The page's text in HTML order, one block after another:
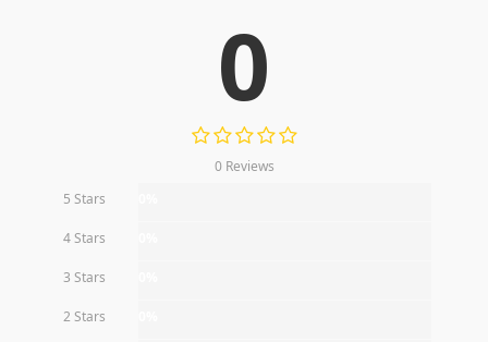
0
0 Reviews
5 Stars
4 Stars
3 Stars
2 Stars